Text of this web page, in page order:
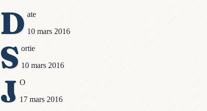
D ate
10 mars 2016
S ortie
10 mars 2016
J O
17 mars 2016